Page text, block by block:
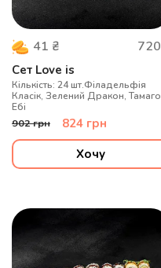
41 ₴ 720
Сет Love is
Кількість: 24 шт.Філадельфія
Класік, Зелений Дракон, Тамаго
Ебі
902грн 824 грн
Хочу